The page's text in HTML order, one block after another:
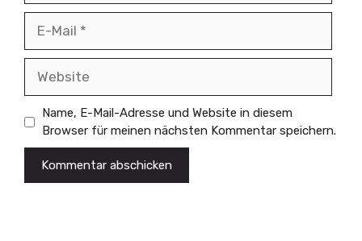
Mail
Name, E-Mail-Adresse und Website in diesem
Browser für meinen nächsten Kommentar speichern.